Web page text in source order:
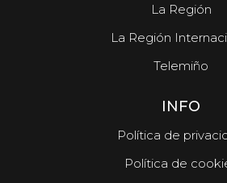
La Región
La Región
Telemiño
INFO
Política de
Política de